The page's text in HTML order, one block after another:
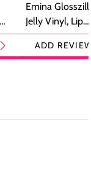
Emina
Jelly Vinyl, Lip
Cream Glossy
Ringan
ADD